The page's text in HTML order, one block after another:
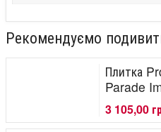
Рекомендуємо
Плитка
Parade
3 105,00